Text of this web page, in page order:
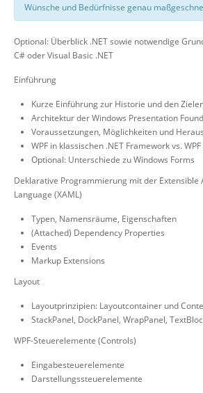
Wünsche und Bedürfnisse genau
Optional: Überblick .NET sowie notwendige
C# oder Visual Basic .NET
Einführung
Kurze Einführung zur Historie und den
Architektur der Windows Presentation
Voraussetzungen, Möglichkeiten und
WPF in klassischen .NET Framework vs.
Optional: Unterschiede zu Windows Forms
Deklarative Programmierung mit der Extensible
Language (XAML)
Typen, Namensräume, Eigenschaften
(Attached) Dependency Properties
Events
Markup Extensions
Layout
Layoutprinzipien: Layoutcontainer und
StackPanel, DockPanel, WrapPanel,
WPF-Steuerelemente (Controls)
Eingabesteuerelemente
Darstellungssteuerelemente